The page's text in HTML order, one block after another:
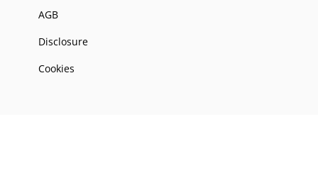
AGB
Disclosure
Cookies